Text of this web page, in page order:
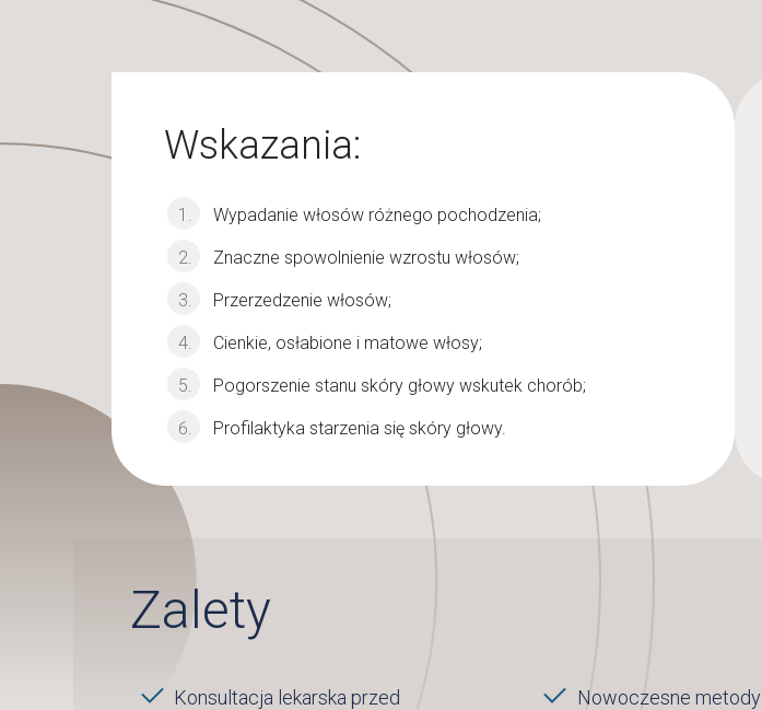
Wskazania:
Wypadanie włosów różnego pochodzenia;
Znaczne spowolnienie wzrostu włosów;
Przerzedzenie włosów;
Cienkie, osłabione i matowe włosy;
Pogorszenie stanu skóry głowy wskutek chorób;
Profilaktyka starzenia się skóry głowy.
Zalety
Konsultacja lekarska przed
Nowoczesne metody